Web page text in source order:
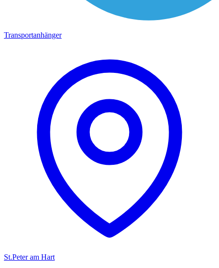
Transportanhänger
St.Peter am Hart